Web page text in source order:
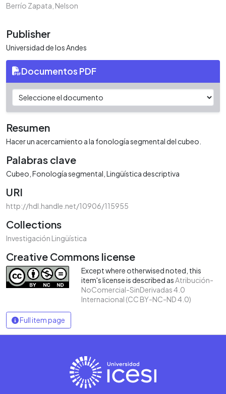
Berrío Zapata, Nelson
Publisher
Universidad de los Andes
Documentos PDF
Resumen
Hacer un acercamiento a la fonología segmental del cubeo.
Palabras clave
Cubeo Fonología segmental Lingüística descriptiva
URI
http://hdl.handle.net/10906/115955
Collections
Investigación Lingüística
Creative Commons license
Except where otherwised noted, this
item's license is described asAtribución-
NoComercial-SinDerivadas 4.0
Internacional (CC BY-NC-ND 4.0)
Full item page